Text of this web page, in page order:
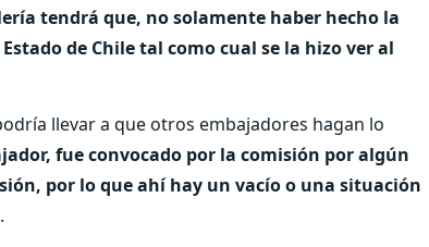
tendrá que, no solamente haber hecho la
de Chile tal como cual se la hizo ver al
llevar a que otros embajadores hagan lo
fue convocado por la comisión por algún
por lo que ahí hay un vacío o una situación